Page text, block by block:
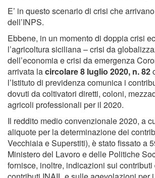
E’ in questo scenario di crisi che arrivano
dell’INPS.
Ebbene, in un momento di doppia crisi
l’agricoltura siciliana – crisi da
dell’economia e crisi da emergenza
arrivata lacircolare 8 luglio 2020, n. 82
l’Istituto di previdenza comunica i
dovuti da coltivatori diretti, coloni,
agricoli professionali per il 2020.
Il reddito medio convenzionale 2020, a
aliquote per la determinazione dei
Vecchiaia e Superstiti), è stato fissato a
Ministero del Lavoro e delle Politiche
fornisce, inoltre, indicazioni sui contributi